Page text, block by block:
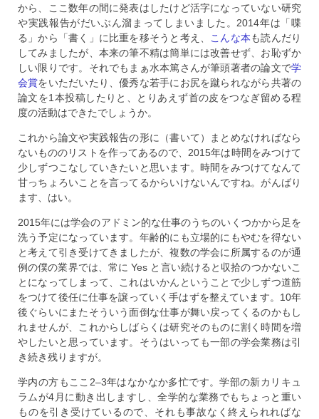
から、ここ数年の間に発表はしたけど活字になっていない研究
や実践報告がだいぶん溜まってしまいました。2014年は「喋
る」から「書く」に比重を移そうと考え、 こんな本も読んだり
してみましたが、本来の筆不精は簡単には改善せず、お恥ずか
しい限りです。それでもまぁ水本篤さんが筆頭著者の論文で学
会賞をいただいたり、優秀な若手にお尻を蹴られながら共著の
論文を1本投稿したりと、とりあえず首の皮をつなぎ留める程
度の活動はできたでしょうか。
これから論文や実践報告の形に（書いて）まとめなければなら
ないもののリストを作ってあるので、2015年は時間をみつけて
少しずつこなしていきたいと思います。時間をみつけてなんて
甘っちょろいことを言ってるからいけないんですね。がんばり
ます、はい。
2015年には学会のアドミン的な仕事のうちのいくつかから足を
洗う予定になっています。年齢的にも立場的にもやむを得ない
と考えて引き受けてきましたが、複数の学会に所属するのが通
例の僕の業界では、常に Yes と言い続けると収拾のつかないこ
とになってしまって、これはいかんということで少しずつ道筋
をつけて後任に仕事を譲っていく手はずを整えています。10年
後ぐらいにまたそういう面倒な仕事が舞い戻ってくるのかもし
れませんが、これからしばらくは研究そのものに割く時間を増
やしたいと思っています。そうはいっても一部の学会業務は引
き続き残りますが。
学内の方もここ2–3年はなかなか多忙です。学部の新カリキュ
ラムが4月に動き出しますし、全学的な業務でもちょっと重い
ものを引き受けているので、それも事故なく終えられればな